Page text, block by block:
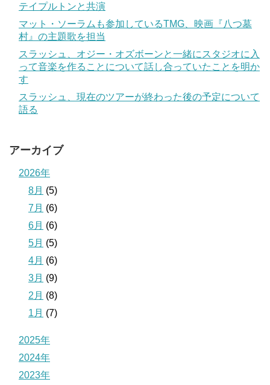
テイプルトンと共演
マット・ソーラムも参加しているTMG、映画『八つ墓
村』の主題歌を担当
スラッシュ、オジー・オズボーンと一緒にスタジオに入
って音楽を作ることについて話し合っていたことを明か
す
スラッシュ、現在のツアーが終わった後の予定について
語る
アーカイブ
2026年
8月 (5)
7月 (6)
6月 (6)
5月 (5)
4月 (6)
3月 (9)
2月 (8)
1月 (7)
2025年
2024年
2023年